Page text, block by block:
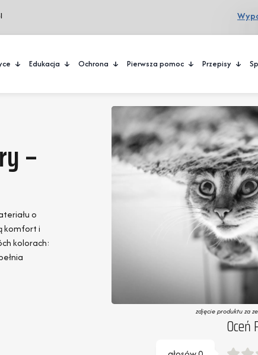
Edukacja Ochrona Pierwsza pomoc Przepisy
–
o
komfort i
kolorach:
zdjęcie produktu za
Oceń